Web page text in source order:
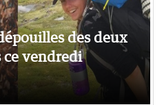
des deux
ce vendredi